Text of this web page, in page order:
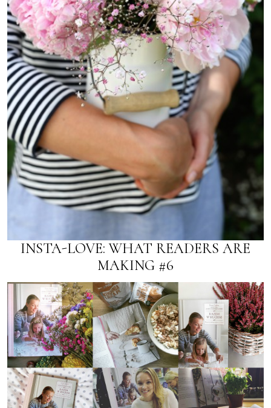
INSTA-LOVE: WHAT READERS ARE
MAKING #6